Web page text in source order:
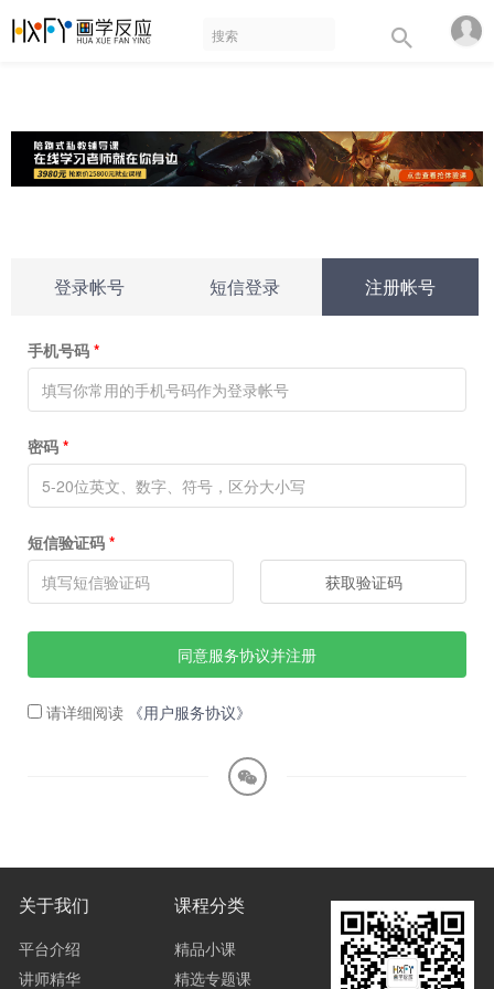
登录帐号 短信登录 注册帐号
手机号码 *
密码 *
短信验证码 *
获取验证码
同意服务协议并注册
请详细阅读 《用户服务协议》
关于我们
平台介绍
讲师精华
课程分类
精品小课
精选专题课